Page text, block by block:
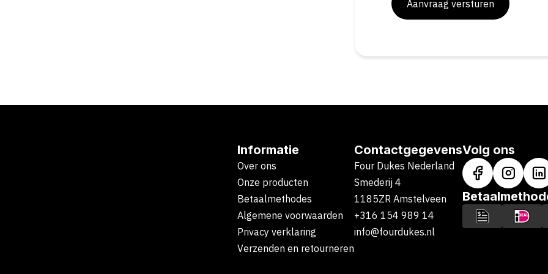
Aanvraag versturen
Informatie
Over ons
Onze producten
Betaalmethodes
Algemene voorwaarden
Privacy verklaring
Verzenden en retourneren
Contactgegevens
Four Dukes Nederland
Smederij 4
1185ZR Amstelveen
+316 154 989 14
info@fourdukes.nl
Volg ons